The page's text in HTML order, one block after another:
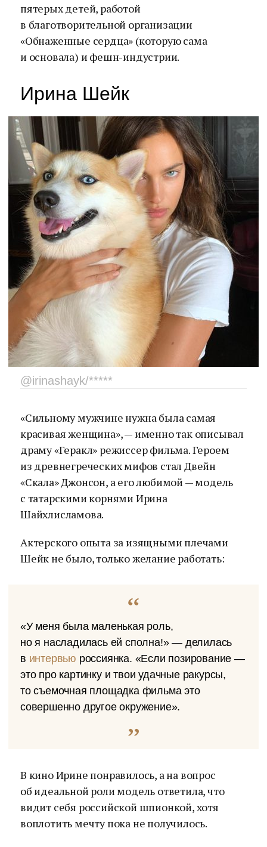
пятерых детей, работой
в благотворительной организации
«Обнаженные сердца» (которую сама
и основала) и фешн-индустрии.
Ирина Шейк
@irinashayk/*****
«Сильному мужчине нужна была самая
красивая женщина», — именно так описывал
драму «Геракл» режиссер фильма. Героем
из древнегреческих мифов стал Двейн
«Скала» Джонсон, а его любимой — модель
с татарскими корнями Ирина
Шайхлисламова.
Актерского опыта за изящными плечами
Шейк не было, только желание работать:
«У меня была маленькая роль,
но я насладилась ей сполна!» — делилась
в интервью россиянка. «Если позирование —
это про картинку и твои удачные ракурсы,
то съемочная площадка фильма это
совершенно другое окружение».
В кино Ирине понравилось, а на вопрос
об идеальной роли модель ответила, что
видит себя российской шпионкой, хотя
воплотить мечту пока не получилось.